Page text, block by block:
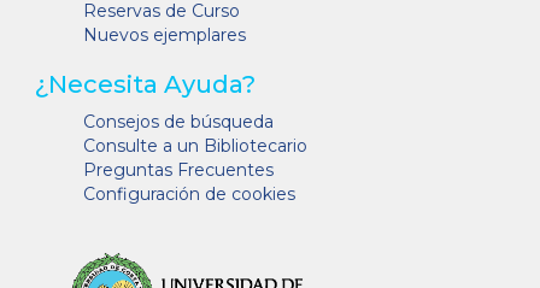
Reservas de Curso
Nuevos ejemplares
¿Necesita Ayuda?
Consejos de búsqueda
Consulte a un Bibliotecario
Preguntas Frecuentes
Configuración de cookies